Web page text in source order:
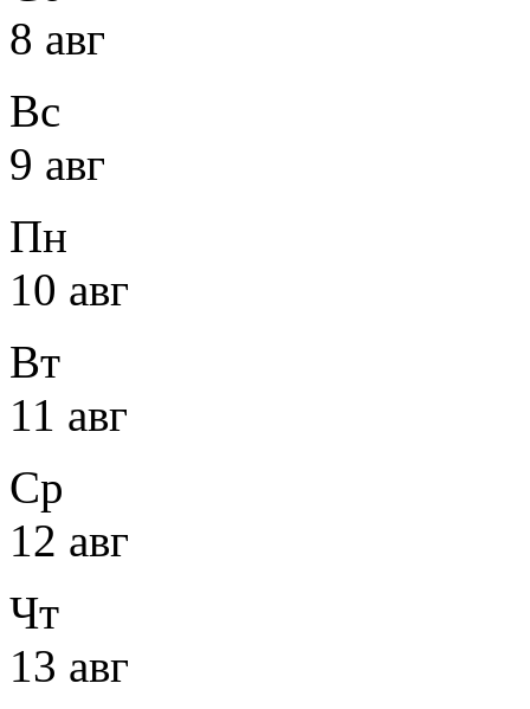
8 авг
Вс
9 авг
Пн
10 авг
Вт
11 авг
Ср
12 авг
Чт
13 авг